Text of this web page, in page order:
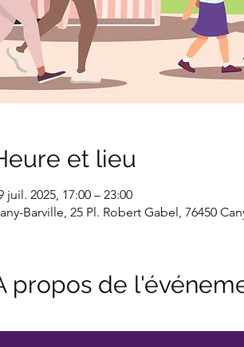
et lieu
juil. 2025, 17:00 – 23:00
Barville, 25 Pl. Robert Gabel, 76450
propos de